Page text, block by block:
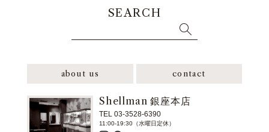
SEARCH
about us contact
Shellman 銀座本店
TEL 03-3528-6390
11:00-19:30（水曜日定休）